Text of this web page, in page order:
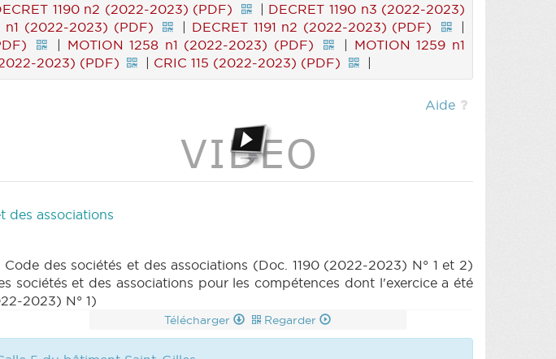
1190 n2 (2022-2023) (PDF) | DECRET 1190 n3 (2022-2023)
n1 (2022-2023) (PDF) | DECRET 1191 n2 (2022-2023) (PDF)
|
| MOTION 1258 n1 (2022-2023) (PDF) | MOTION 1259 n1
2023) (PDF) | CRIC 115 (2022-2023) (PDF) |
Aide
des associations
des sociétés et des associations (Doc. 1190 (2022-2023) N° 1 et 2)
sociétés et des associations pour les compétences dont l'exercice a été
2023) N° 1)
Télécharger Regarder